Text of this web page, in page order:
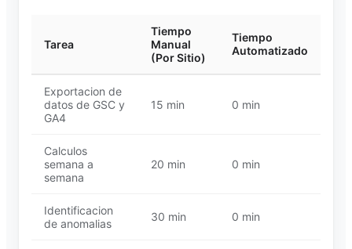
Tarea
Tiempo
Manual
(Por Sitio)
Tiempo
Automatizado
Exportacion de
datos de GSC y
GA4
15 min 0 min
Calculos
semana a
semana
20 min 0 min
Identificacion
de anomalias
30 min 0 min